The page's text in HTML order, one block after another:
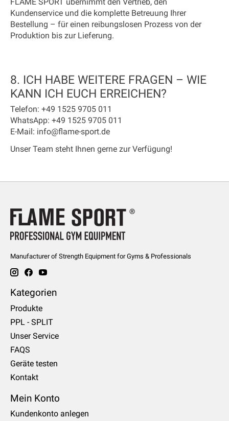
Kundenservice und die komplette Betreuung Ihrer
Bestellung – für einen reibungslosen Prozess von der
Produktion bis zur Lieferung.
8. ICH HABE WEITERE FRAGEN – WIE
KANN ICH EUCH ERREICHEN?
Telefon: +49 1525 9705 011
WhatsApp: +49 1525 9705 011
E-Mail: info@flame-sport.de
Unser Team steht Ihnen gerne zur Verfügung!
Manufacturer of Strength Equipment for Gyms & Professionals
Kategorien
Produkte
PPL - SPLIT
Unser Service
FAQS
Geräte testen
Kontakt
Mein Konto
Kundenkonto anlegen